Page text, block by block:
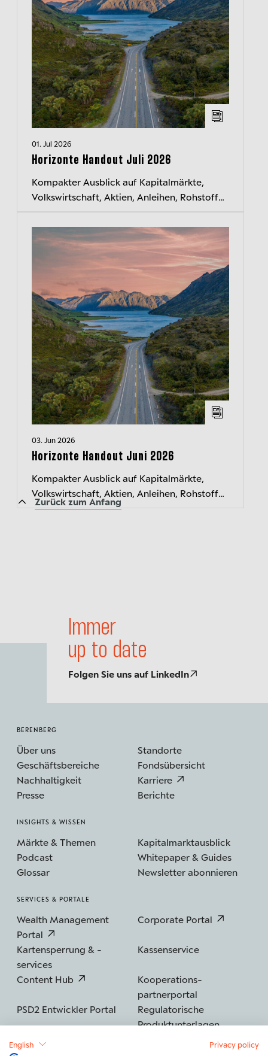
01. Jul 2026
Horizonte Handout Juli 2026
Kompakter Ausblick auf Kapitalmärkte,
Volkswirtschaft, Aktien, Anleihen, Rohstoffe
03. Jun 2026
Horizonte Handout Juni 2026
Kompakter Ausblick auf Kapitalmärkte,
Volkswirtschaft, Aktien, Anleihen, Rohstoffe
und Währungen. Jeden Monat neu.
Immer
up to date
Folgen Sie uns auf LinkedIn
Zurück zum Anfang
BERENBERG
Über uns
Standorte
Geschäftsbereiche
Fondsübersicht
Nachhaltigkeit
Karriere
Presse
Berichte
INSIGHTS & WISSEN
Märkte & Themen
Kapitalmarktausblick
Podcast
Whitepaper & Guides
Glossar
Newsletter abonnieren
SERVICES & PORTALE
Wealth Management
Portal
Corporate Portal
Kartensperrung & -
services
Kassenservice
Content Hub
Kooperations­
partnerportal
PSD2 Entwickler Portal
Regulatorische
Produktunterlagen
English Privacy policy